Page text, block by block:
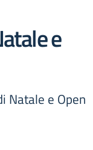
e
Natale e Open